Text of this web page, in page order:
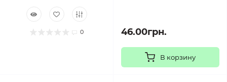
0 46.00грн.
В корзину